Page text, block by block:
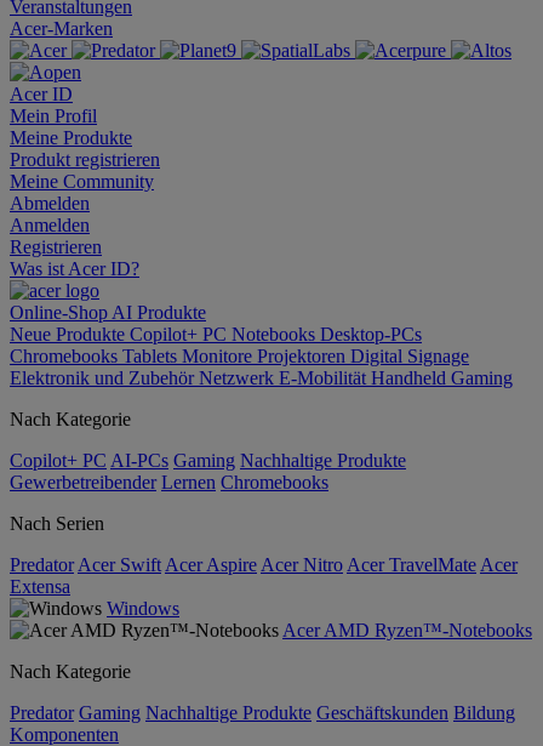
Veranstaltungen
Acer-Marken
Acer ID
Mein Profil
Meine Produkte
Produkt registrieren
Meine Community
Abmelden
Anmelden
Registrieren
Was ist Acer ID?
Online-Shop AI Produkte
Neue Produkte Copilot+ PC Notebooks Desktop-PCs
Chromebooks Tablets Monitore Projektoren Digital Signage
Elektronik und ZubehörNetzwerk E-Mobilität Handheld Gaming
Nach Kategorie
Copilot+ PC AI-PCs Gaming Nachhaltige Produkte
Gewerbetreibender Lernen Chromebooks
Nach Serien
Predator Acer Swift Acer Aspire Acer Nitro Acer TravelMate Acer
Extensa
Windows
Acer AMD Ryzen™-Notebooks
Nach Kategorie
Predator Gaming Nachhaltige Produkte Geschäftskunden Bildung
Komponenten